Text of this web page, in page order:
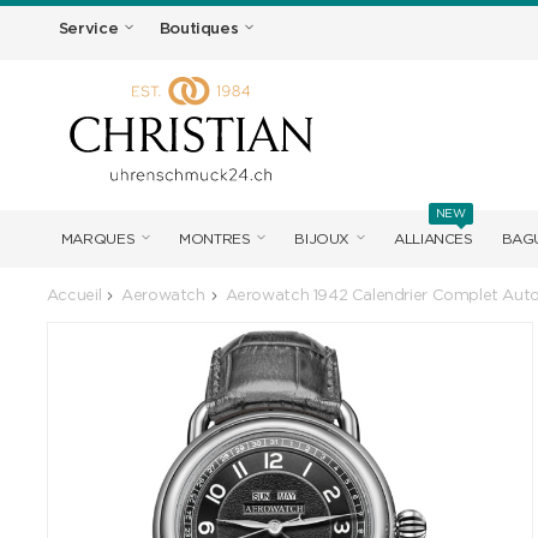
Service Boutiques
MARQUES MONTRES BIJOUX ALLIANCES
NEW
Accueil Aerowatch Aerowatch 1942 Calendrier Complet